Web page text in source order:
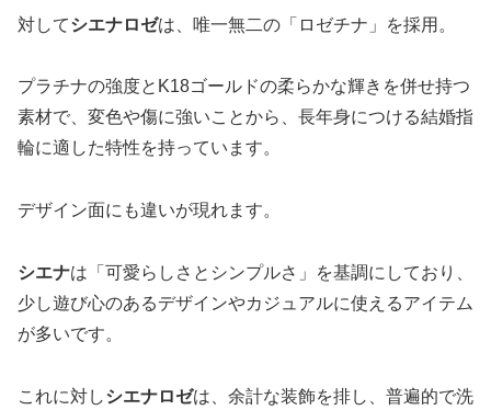
対してシエナロゼは、唯一無二の「ロゼチナ」を採用。
プラチナの強度とK18ゴールドの柔らかな輝きを併せ持つ
素材で、変色や傷に強いことから、長年身につける結婚指
輪に適した特性を持っています。
デザイン面にも違いが現れます。
シエナは「可愛らしさとシンプルさ」を基調にしており、
少し遊び心のあるデザインやカジュアルに使えるアイテム
が多いです。
これに対しシエナロゼは、余計な装飾を排し、普遍的で洗